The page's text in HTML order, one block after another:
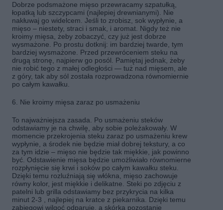
Dobrze podsmażone mięso przewracamy szpatułką,
łopatką lub szczypcami (najlepiej drewnianymi). Nie
nakłuwaj go widelcem. Jeśli to zrobisz, sok wypłynie, a
mięso – niestety, straci i smak, i aromat. Nigdy też nie
kroimy mięsa, żeby zobaczyć, czy już jest dobrze
wysmażone. Po prostu dotknij: im bardziej twarde, tym
bardziej wysmażone. Przed przewróceniem steku na
drugą stronę, najpierw go posól. Pamiętaj jednak, żeby
nie robić tego z małej odległości — tuż nad mięsem, ale
z góry, tak aby sól została rozprowadzona równomiernie
po całym kawałku.
6. Nie kroimy mięsa zaraz po usmażeniu
To najważniejsza zasada. Po usmażeniu steków
odstawiamy je na chwilę, aby sobie poleżakowały. W
momencie przekrojenia steku zaraz po usmażeniu krew
wypłynie, a środek nie będzie miał dobrej tekstury, a co
za tym idzie – mięso nie będzie tak miękkie, jak powinno
być. Odstawienie mięsa będzie umożliwiało równomierne
rozpłynięcie się krwi i soków po całym kawałku steku.
Dzięki temu rozluźniają się włókna, mięso zachowuje
równy kolor, jest miękkie i delikatne. Steki po zdjęciu z
patelni lub grilla odstawiamy bez przykrycia na kilka
minut 2-3 , najlepiej na kratce z piekarnika. Dzięki temu
zabiegowi wilgoć odparuje, a skórka pozostanie